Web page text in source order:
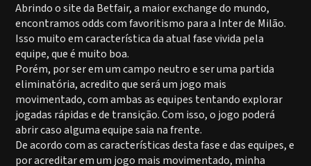
Abrindo o site da Betfair, a maior exchange do mundo,
encontramos odds com favoritismo para a Inter de Milão.
Isso muito em característica da atual fase vivida pela
equipe, que é muito boa.
Porém, por ser em um campo neutro e ser uma partida
eliminatória, acredito que será um jogo mais
movimentado, com ambas as equipes tentando explorar
jogadas rápidas e de transição. Com isso, o jogo poderá
abrir caso alguma equipe saia na frente.
De acordo com as características desta fase e das equipes, e
por acreditar em um jogo mais movimentado, minha